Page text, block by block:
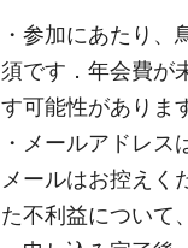
・参加にあたり
須です．年会費が
す可能性がありま
・メールアドレ
メールはお控えく
た不利益について